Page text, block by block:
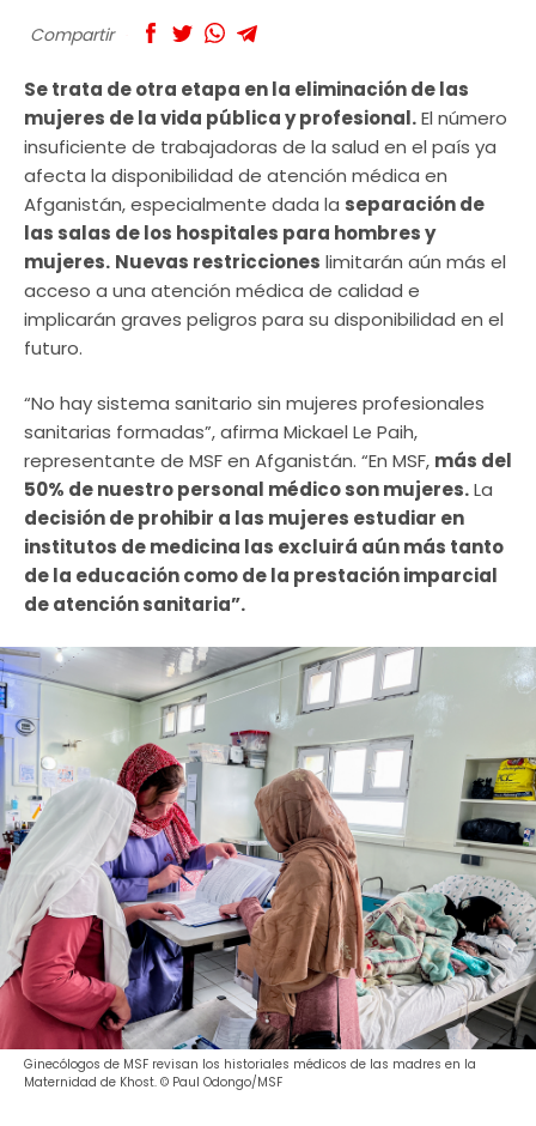
Compartir
Se trata de otra etapa en la eliminación de las
mujeres de la vida pública y profesional.El número
insuficiente de trabajadoras de la salud en el país ya
afecta la disponibilidad de atención médica en
Afganistán, especialmente dada la separación de
las salas de los hospitales para hombres y
mujeres. Nuevas restricciones limitarán aún más el
acceso a una atención médica de calidad e
implicarán graves peligros para su disponibilidad en el
futuro.
“No hay sistema sanitario sin mujeres profesionales
sanitarias formadas”, afirma Mickael Le Paih,
representante de MSF en Afganistán. “En MSF, más del
50% de nuestro personal médico son mujeres.La
decisión de prohibir a las mujeres estudiar en
institutos de medicina las excluirá aún más tanto
de la educación como de la prestación imparcial
de atención sanitaria”.
Ginecólogos de MSF revisan los historiales médicos de las madres en la
Maternidad de Khost. © Paul Odongo/MSF